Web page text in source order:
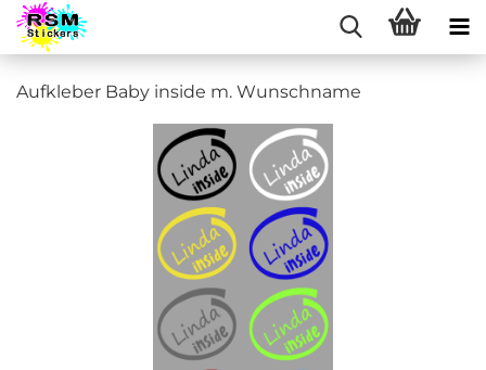
Aufkleber Baby inside m. Wunschname